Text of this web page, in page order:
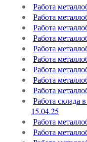
Работа
Работа
Работа
Работа
Работа
Работа
Работа
Работа
Работа
Работа склада
15.04.25
Работа
Работа